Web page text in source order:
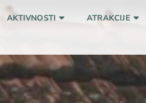
AKTIVNOSTI ATRAKCIJE